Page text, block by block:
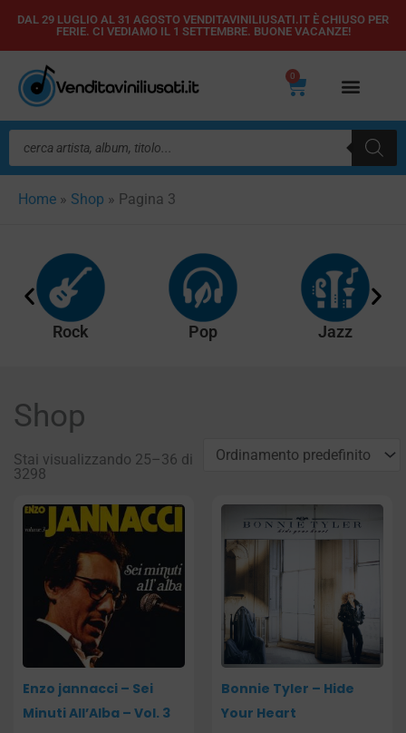
Vai
contenuto
DAL 29 LUGLIO AL 31 AGOSTO VENDITAVINILIUSATI.IT È CHIUSO PER
FERIE. CI VEDIAMO IL 1 SETTEMBRE. BUONE VACANZE!
0
Carrello
Ricerca
prodotti
Home » Shop » Pagina 3
Rock Pop Jazz
Shop
Stai visualizzando 25–36 di
3298
Enzo jannacci – Sei
Minuti All’Alba – Vol. 3
Bonnie Tyler – Hide
Your Heart
PaginaPaginaPaginaPaginaPagina Pagina